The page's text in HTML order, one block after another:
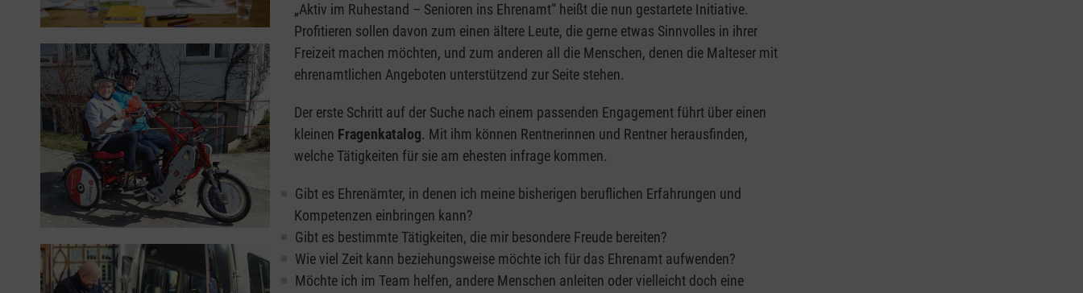
„Aktiv im Ruhestand – Senioren ins Ehrenamt“ heißt die nun gestartete Initiative.
Profitieren sollen davon zum einen ältere Leute, die gerne etwas Sinnvolles in ihrer
Freizeit machen möchten, und zum anderen all die Menschen, denen die Malteser mit
ehrenamtlichen Angeboten unterstützend zur Seite stehen.
Der erste Schritt auf der Suche nach einem passenden Engagement führt über einen
kleinen Fragenkatalog. Mit ihm können Rentnerinnen und Rentner herausfinden,
welche Tätigkeiten für sie am ehesten infrage kommen.
Gibt es Ehrenämter, in denen ich meine bisherigen beruflichen Erfahrungen und
Kompetenzen einbringen kann?
Gibt es bestimmte Tätigkeiten, die mir besondere Freude bereiten?
Wie viel Zeit kann beziehungsweise möchte ich für das Ehrenamt aufwenden?
Möchte ich im Team helfen, andere Menschen anleiten oder vielleicht doch eine